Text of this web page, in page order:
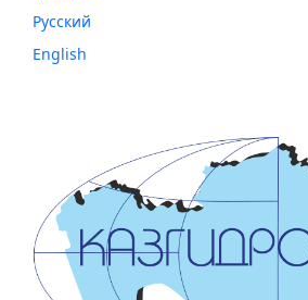
Русский
English